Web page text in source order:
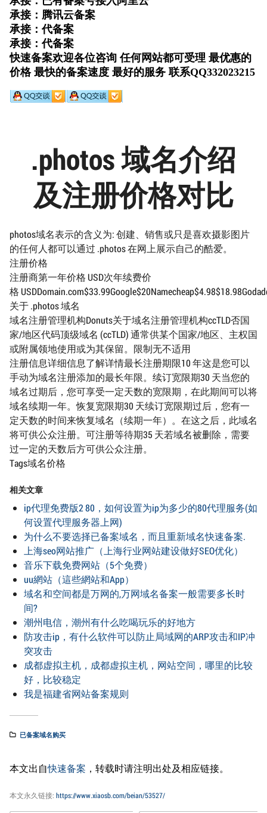
.photos 域名介绍
及注册价格对比
photos域名表示的含义为: 创建、销售或只是喜欢摄影图片
的任何人都可以通过 .photos 在网上展示自己的酷爱。
注册价格
注册商第一年价格 USD次年续费价
格
关于 .photos 域名
域名注册管理机构Donuts关于域名注册管理机构ccTLD否国
家/地区代码顶级域名 (ccTLD) 通常供某个国家/地区、主权国
或附属领地使用或为其保留。限制无不适用
注册信息详细信息了解详情最长注册期限10 年这是您可以
手动为域名注册添加的最长年限。续订宽限期30 天当您的
域名过期后，您可享受一定天数的宽限期，在此期间可以将
域名续期一年。恢复宽限期30 天续订宽限期过后，您有一
定天数的时间来恢复域名（续期一年）。在这之后，此域名
将可供公众注册。可注册等待期35 天若域名被删除，需要
过一定的天数后方可供公众注册。
Tags域名价格
相关文章
ip代理免费版2 80，如何设置为ip为多少的80代理服务(如
何设置代理服务器上网)
为什么不要选择已备案域名，而且重新域名快速备案.
上海seo网站推广（上海行业网站建设做好SEO优化）
音乐下载免费网站（5个免费）
uu網站（這些網站和App）
域名和空间都是万网的,万网域名备案一般需要多长时
间?
潮州电信，潮州有什么吃喝玩乐的好地方
防攻击ip，有什么软件可以防止局域网的ARP攻击和IP冲
突攻击
成都虚拟主机，成都虚拟主机，网站空间，哪里的比较
好，比较稳定
我是福建省网站备案规则
已备案域名购买
本文出自快速备案 ，转载时请注明出处及相应链接。
本文永久链接: https://www.xiaosb.com/beian/53527/